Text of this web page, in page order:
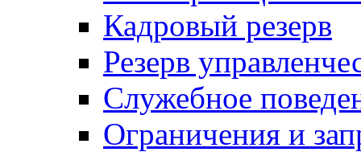
Кадровый резерв
Резерв
Служебное
Ограничения и